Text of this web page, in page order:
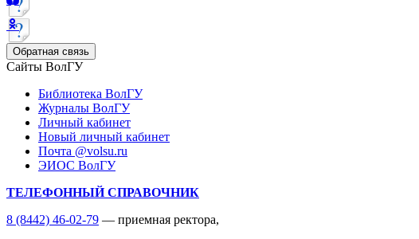
Обратная связь
Сайты ВолГУ
Библиотека ВолГУ
Журналы ВолГУ
Личный кабинет
Новый личный кабинет
Почта @volsu.ru
ЭИОС ВолГУ
ТЕЛЕФОННЫЙ СПРАВОЧНИК
8 (8442) 46-02-79 — приемная ректора,